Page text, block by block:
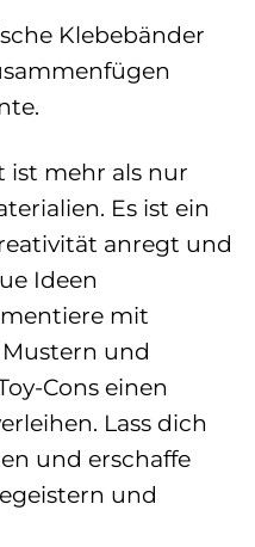
Klebebänder
ist mehr als nur
Es ist ein
anregt und
Ideen
mit
und
Cons einen
Lass dich
und erschaffe
und